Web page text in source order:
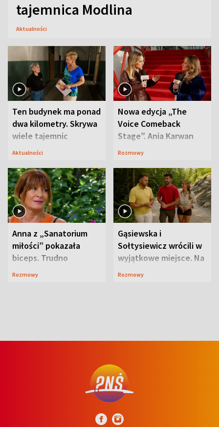
tajemnica Modlina
Aktualności
Ten budynek ma ponad
dwa kilometry. Skrywa
wiele tajemnic
Aktualności
Nowa edycja „The
Voice Comeback
Stage”. Ania Karwan
zapowiada
Rozmowy
Anna z „Sanatorium
miłości” pokazała
biceps. Trudno
uwierzyć, co przeszła
Rozmowy
Gąsiewska i
Sołtysiewicz wrócili w
wyjątkowe miejsce. Na
szlaku czekał
Rozmowy